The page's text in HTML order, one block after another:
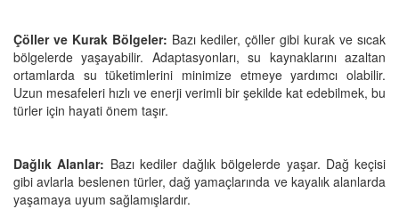
Çöller ve Kurak Bölgeler: Bazı kediler, çöller gibi kurak ve sıcak
bölgelerde yaşayabilir. Adaptasyonları, su kaynaklarını azaltan
ortamlarda su tüketimlerini minimize etmeye yardımcı olabilir.
Uzun mesafeleri hızlı ve enerji verimli bir şekilde kat edebilmek, bu
türler için hayati önem taşır.
Dağlık Alanlar: Bazı kediler dağlık bölgelerde yaşar. Dağ keçisi
gibi avlarla beslenen türler, dağ yamaçlarında ve kayalık alanlarda
yaşamaya uyum sağlamışlardır.